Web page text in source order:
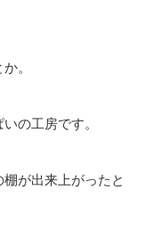
。
の工房です。
が出来上がったと